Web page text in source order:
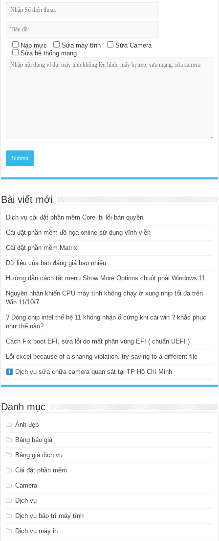
Nạp mực Sửa máy tính
Sửa Camera
Sửa hệ thống mạng
Bài viết mới
Dịch vụ cài đặt phần mềm Corel bị lỗi bản quyền
Cài đặt phần mềm đồ họa online sử dụng vĩnh viễn
Cài đặt phần mềm Matrix
Dữ liệu của bạn đáng giá bao nhiêu
Hướng dẫn cách tắt menu Show More Options chuột phải Windows 11
Nguyên nhân khiến CPU máy tính không chạy ở xung nhịp tối đa trên
Win 11/10/7
? Dòng chip intel thế hệ 11 không nhận ổ cứng khi cài win ? khắc phục
như thế nào?
Cách Fix boot EFI, sửa lỗi do mất phân vùng EFI ( chuẩn UEFI )
Lỗi excel because of a sharing violation. try saving to a different file
Dịch vụ sửa chữa camera quan sát tại TP Hồ Chí Minh
Danh mục
Ảnh đẹp
Bảng báo giá
Bảng giá dịch vụ
Cài đặt phần mềm
Camera
Dịch vụ
Dịch vụ bảo trì máy tính
Dịch vụ máy in